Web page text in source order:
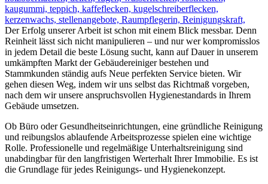
Der Erfolg unserer Arbeit ist schon mit einem Blick messbar. Denn
Reinheit lässt sich nicht manipulieren – und nur wer kompromisslos
in jedem Detail die beste Lösung sucht, kann auf Dauer in unserem
umkämpften Markt der Gebäudereiniger bestehen und
Stammkunden ständig aufs Neue perfekten Service bieten. Wir
gehen diesen Weg, indem wir uns selbst das Richtmaß vorgeben,
nach dem wir unsere anspruchsvollen Hygienestandards in Ihrem
Gebäude umsetzen.
Ob Büro oder Gesundheitseinrichtungen, eine gründliche Reinigung
und reibungslos ablaufende Arbeitsprozesse spielen eine wichtige
Rolle. Professionelle und regelmäßige Unterhaltsreinigung sind
unabdingbar für den langfristigen Werterhalt Ihrer Immobilie. Es ist
die Grundlage für jedes Reinigungs- und Hygienekonzept.